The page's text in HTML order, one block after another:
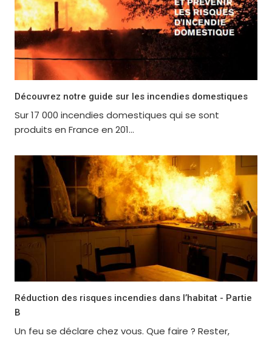
Découvrez notre guide sur les incendies domestiques
Sur 17 000 incendies domestiques qui se sont
produits en France en 201...
Réduction des risques incendies dans l’habitat - Partie
B
Un feu se déclare chez vous. Que faire ? Rester,